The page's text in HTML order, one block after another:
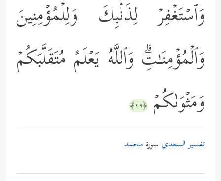
وَٱسۡتَغۡفِرۡ لِذَنۢبِكَ وَلِلۡمُؤۡمِنِینَ
وَٱلۡمُؤۡمِنَـٰتِۗ وَٱللَّهُ یَعۡلَمُ مُتَقَلَّبَكُمۡ
وَمَثۡوَىٰكُمۡ ﴿١٩﴾
تفسير السعدي سورة محمد